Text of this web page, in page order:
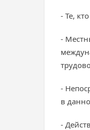
- Те,
-
-
в
-